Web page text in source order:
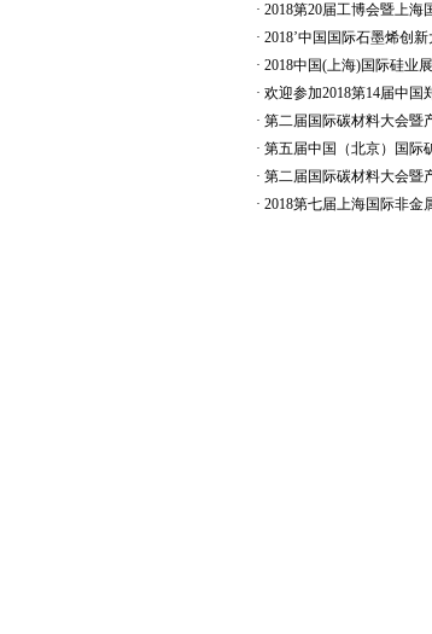
· 2018第20届工博会暨上海
· 2018’中国国际石墨烯创
· 2018中国(上海)国际硅业
· 欢迎参加2018第14届中国
· 第二届国际碳材料大会暨
· 第五届中国（北京）国际
· 第二届国际碳材料大会暨
· 2018第七届上海国际非金